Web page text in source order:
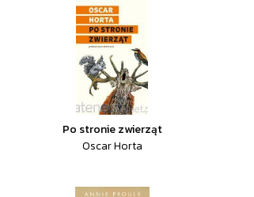
Po stronie zwierząt
Oscar Horta